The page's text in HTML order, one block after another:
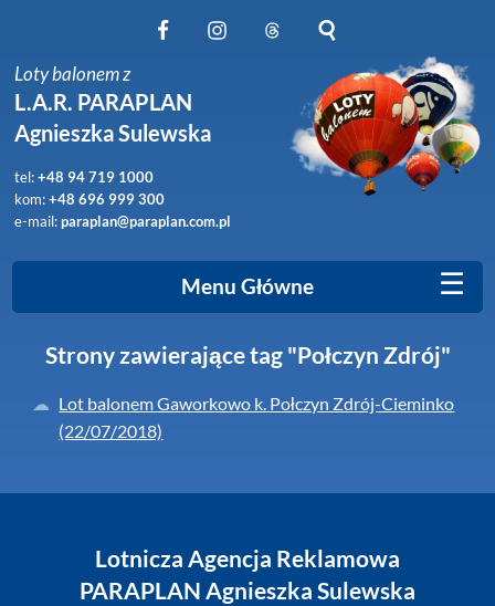
Obserwuj nas na Instagram
Obserwuj nas na Threads
Szukaj na stronie
Loty balonem z
L.A.R. PARAPLAN
Agnieszka Sulewska
tel:+48 94 719 1000
kom:+48 696 999 300
e-mail:paraplan@paraplan.com.pl
Menu Główne ☰
Strony zawierające tag "Połczyn Zdrój"
Lot balonem Gaworkowo k. Połczyn Zdrój-Cieminko
(22/07/2018)
Lotnicza Agencja Reklamowa
PARAPLAN Agnieszka Sulewska